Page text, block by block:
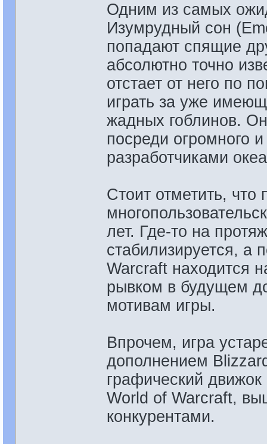
Одним из самых
Изумрудный сон
попадают спящие
абсолютно точно
отстает от него по
играть за уже
жадных гоблинов.
посреди огромного
разработчиками
Стоит отметить,
лет. Где-то на
стабилизируется, а
Warcraft находится
рывком в будущем
мотивам игры.
Впрочем, игра
дополнением
графический движок
World of Warcraft,
конкурентами.